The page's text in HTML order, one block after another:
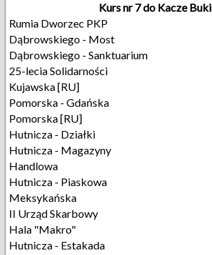
Kurs nr 7 do Kacze Buki
Rumia Dworzec PKP
Dąbrowskiego - Most
Dąbrowskiego - Sanktuarium
25-lecia Solidarności
Kujawska [RU]
Pomorska - Gdańska
Pomorska [RU]
Hutnicza - Działki
Hutnicza - Magazyny
Handlowa
Hutnicza - Piaskowa
Meksykańska
II Urząd Skarbowy
Hala "Makro"
Hutnicza - Estakada